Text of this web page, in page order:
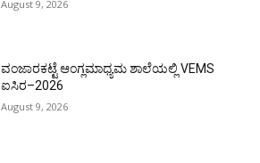
August 9, 2026
ವಂಜಾರಕಟ್ಟೆ ಆಂಗ್ಲಮಾಧ್ಯಮ ಶಾಲೆಯಲ್ಲಿ VEMS
ಐಸಿರ–2026
August 9, 2026